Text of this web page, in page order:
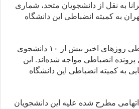
به نقل از دانشجویان متحد، شماری
به کمیته انضباطی این دانشگاه
بر اساس این گزارش، طی روزهای اخیر بیش از ۱۰ دانشجوی
پرونده انضباطی مواجه شده‌اند. این
به کمیته انضباطی این دانشگاه
مطرح شده علیه این دانشجویان